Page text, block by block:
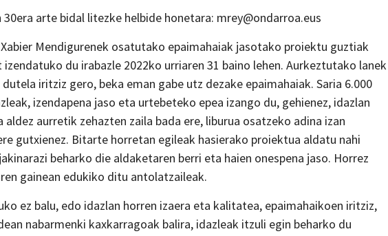
arte bidal litezke helbide honetara: mrey@ondarroa.eus
Mendigurenek osatutako epaimahaiak jasotako proiektu guztiak
du irabazle 2022ko urriaren 31 baino lehen. Aurkeztutako lanek
iritziz gero, beka eman gabe utz dezake epaimahaiak. Saria 6.000
izendapena jaso eta urtebeteko epea izango du, gehienez, idazlan
aurretik zehazten zaila bada ere, liburua osatzeko adina izan
gutxienez. Bitarte horretan egileak hasierako proiektua aldatu nahi
beharko die aldaketaren berri eta haien onespena jaso. Horrez
gainean edukiko ditu antolatzaileak.
ez balu, edo idazlan horren izaera eta kalitatea, epaimahaikoen iritziz,
nabarmenki kaxkarragoak balira, idazleak itzuli egin beharko du